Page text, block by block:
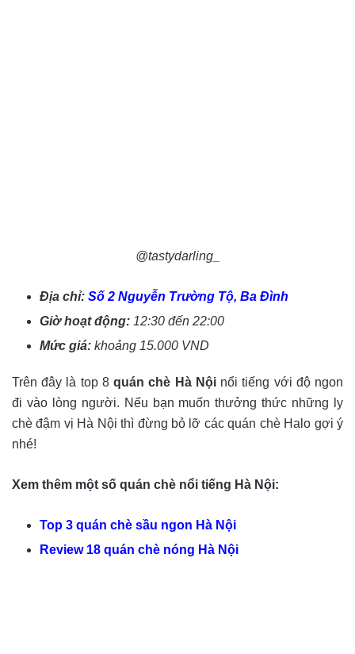
@tastydarling_
Địa chỉ: Số 2 Nguyễn Trường Tộ, Ba Đình
Giờ hoạt động: 12:30 đến 22:00
Mức giá: khoảng 15.000 VND
Trên đây là top 8quán chè Hà Nội nổi tiếng với độ ngon
đi vào lòng người. Nếu bạn muốn thưởng thức những ly
chè đậm vị Hà Nội thì đừng bỏ lỡ các quán chè Halo gợi ý
nhé!
Xem thêm một số quán chè nổi tiếng Hà Nội:
Top 3 quán chè sầu ngon Hà Nội
Review 18 quán chè nóng Hà Nội